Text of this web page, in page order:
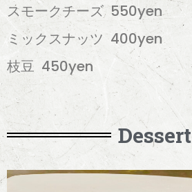
スモークチーズ 550yen
ミックスナッツ 400yen
枝豆 450yen
Dessert